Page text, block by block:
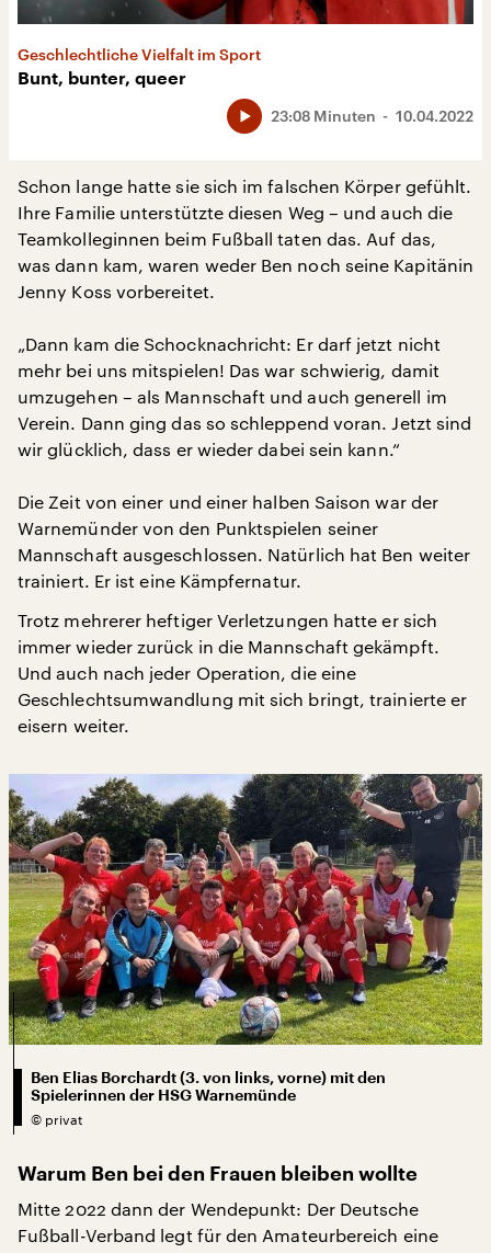
Geschlechtliche Vielfalt im Sport
Bunt, bunter, queer
10.04.2022
23:08 Minuten
Schon lange hatte sie sich im falschen Körper gefühlt.
Ihre Familie unterstützte diesen Weg – und auch die
Teamkolleginnen beim Fußball taten das. Auf das,
was dann kam, waren weder Ben noch seine Kapitänin
Jenny Koss vorbereitet.
„Dann kam die Schocknachricht: Er darf jetzt nicht
mehr bei uns mitspielen! Das war schwierig, damit
umzugehen – als Mannschaft und auch generell im
Verein. Dann ging das so schleppend voran. Jetzt sind
wir glücklich, dass er wieder dabei sein kann.“
Die Zeit von einer und einer halben Saison war der
Warnemünder von den Punktspielen seiner
Mannschaft ausgeschlossen. Natürlich hat Ben weiter
trainiert. Er ist eine Kämpfernatur.
Trotz mehrerer heftiger Verletzungen hatte er sich
immer wieder zurück in die Mannschaft gekämpft.
Und auch nach jeder Operation, die eine
Geschlechtsumwandlung mit sich bringt, trainierte er
eisern weiter.
Ben Elias Borchardt (3. von links, vorne) mit den
Spielerinnen der HSG Warnemünde
© privat
Warum Ben bei den Frauen bleiben wollte
Mitte 2022 dann der Wendepunkt: Der Deutsche
Fußball-Verband legt für den Amateurbereich eine